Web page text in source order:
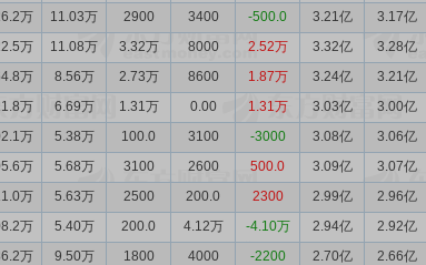
万 11.03万 2900 3400 -500.0 3.21亿
3.17亿
万 11.08万 3.32万 8000 2.52万 3.32亿
3.28亿
万 8.56万 2.73万 8600 1.87万 3.24亿
3.21亿
万 6.69万 1.31万 0.00 1.31万 3.03亿
3.00亿
万 5.38万 100.0 3100 -3000 3.08亿
3.06亿
万 5.68万 3100 2600 500.0 3.09亿
3.07亿
万 5.63万 2500 200.0 2300 2.99亿
2.96亿
万 5.40万 200.0 4.12万 -4.10万 2.94亿
2.92亿
万 9.50万 1800 4000 -2200 2.70亿
2.66亿